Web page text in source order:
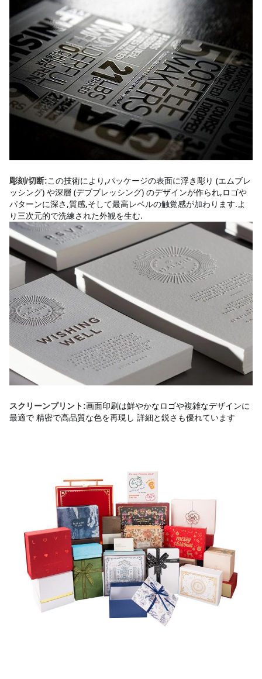
彫刻/切断:この技術により,パッケージの表面に浮き彫り (エムブレ
ッシング) や深層 (デブブレッシング) のデザインが作られ,ロゴや
パターンに深さ,質感,そして最高レベルの触覚感が加わります.よ
り三次元的で洗練された外観を生む.
スクリーンプリント:画面印刷は鮮やかなロゴや複雑なデザインに
最適で 精密で高品質な色を再現し 詳細と鋭さも優れています